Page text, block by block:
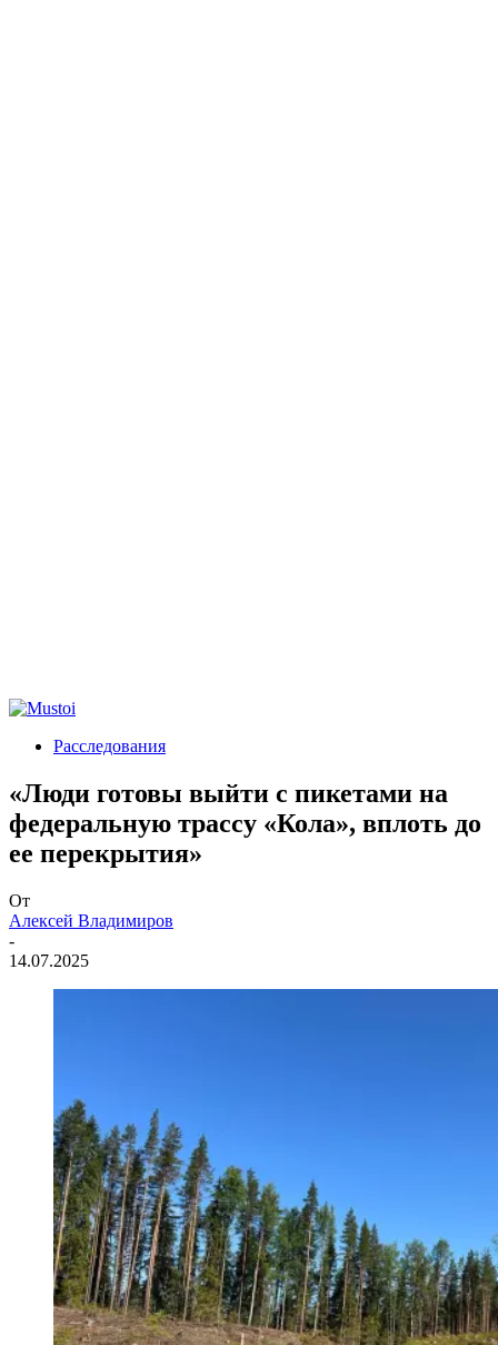
Расследования
«Люди готовы выйти с пикетами на
федеральную трассу «Кола», вплоть до
ее перекрытия»
От
Алексей Владимиров
-
14.07.2025